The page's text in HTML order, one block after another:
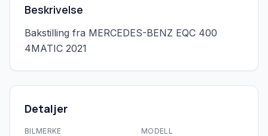
Beskrivelse
Bakstilling fra MERCEDES-BENZ EQC 400
4MATIC 2021
Detaljer
BILMERKE MODELL